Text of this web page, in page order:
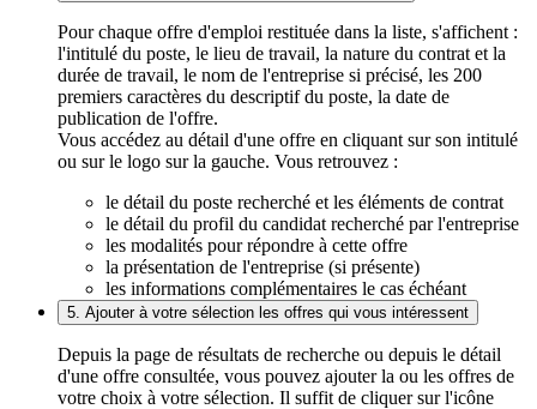
Pour chaque offre d'emploi restituée dans la liste, s'affichent :
l'intitulé du poste, le lieu de travail, la nature du contrat et la
durée de travail, le nom de l'entreprise si précisé, les 200
premiers caractères du descriptif du poste, la date de
publication de l'offre.
Vous accédez au détail d'une offre en cliquant sur son intitulé
ou sur le logo sur la gauche. Vous retrouvez :
le détail du poste recherché et les éléments de contrat
le détail du profil du candidat recherché par l'entreprise
les modalités pour répondre à cette offre
la présentation de l'entreprise (si présente)
les informations complémentaires le cas échéant
5. Ajouter à votre sélection les offres qui vous intéressent
Depuis la page de résultats de recherche ou depuis le détail
d'une offre consultée, vous pouvez ajouter la ou les offres de
votre choix à votre sélection. Il suffit de cliquer sur l'icône